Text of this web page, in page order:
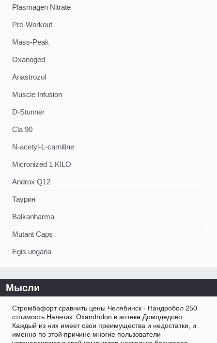
Plasmagen Nitrate
Pre-Workout
Mass-Peak
Oxanoged
Аnastrozol
Muscle Infusion
D-Stunner
Cla 90
N-acetyl-L-carnitine
Micronized 1 KILO
Androx Q12
Таурин
Balkanharma
Mutant Caps
Egis ungaria
Мысли
Стромбафорт сравнить цены Челябинск - Нандробол 250
стоимость Нальчик: Oxandrolon в аптеке Домодедово.
Каждый из них имеет свои преимущества и недостатки, и
именно по этой причине многие пользователи